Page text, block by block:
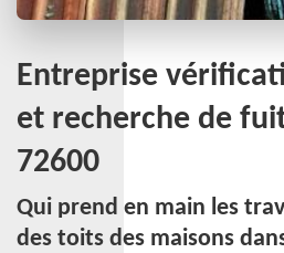
Entreprise
et recherche de
72600
Qui prend en main les
des toits des maisons